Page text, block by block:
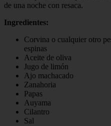
de una noche con resaca.
Ingredientes:
Corvina o cualquier otro
espinas
Aceite de oliva
Jugo de limón
Ajo machacado
Zanahoria
Papas
Auyama
Cilantro
Sal